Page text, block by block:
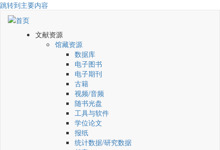
跳转到主要内容
文献资源
馆藏资源
数据库
电子图书
电子期刊
古籍
视频/音频
随书光盘
工具与软件
学位论文
报纸
统计数据/研究数据